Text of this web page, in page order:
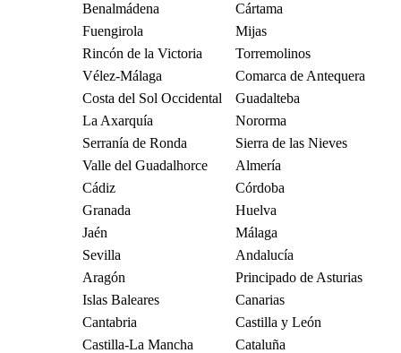
Benalmádena
Cártama
Fuengirola
Mijas
Rincón de la Victoria
Torremolinos
Vélez-Málaga
Comarca de Antequera
Costa del Sol Occidental
Guadalteba
La Axarquía
Nororma
Serranía de Ronda
Sierra de las Nieves
Valle del Guadalhorce
Almería
Cádiz
Córdoba
Granada
Huelva
Jaén
Málaga
Sevilla
Andalucía
Aragón
Principado de Asturias
Islas Baleares
Canarias
Cantabria
Castilla y León
Castilla-La Mancha
Cataluña